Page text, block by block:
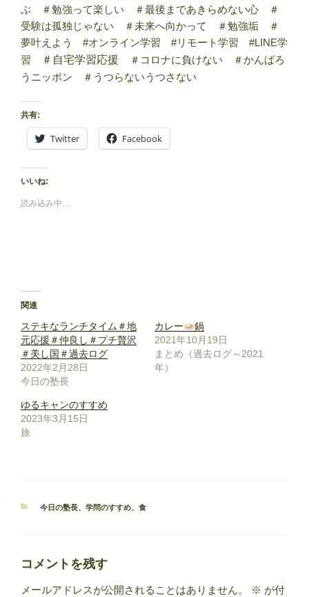
ぶ ＃勉強って楽しい ＃最後まであきらめない心 ＃
受験は孤独じゃない ＃未来へ向かって ＃勉強垢 ＃
夢叶えよう #オンライン学習 #リモート学習 #LINE学
習
＃自宅学習応援
＃コロナに負けない ＃かんばろ
うニッポン ＃うつらないうつさない
共有:
Twitter Facebook
いいね:
読み込み中…
関連
ステキなランチタイム＃地
元応援＃仲良し＃プチ贅沢
＃美し国＃過去ログ
2022年2月28日
今日の塾長
カレー
鍋
2021年10月19日
まとめ（過去ログ～2021
年）
ゆるキャンのすすめ
2023年3月15日
旅
カ
今日の塾長、 学問のすすめ、 食
コメントを残す
メールアドレスが公開されることはありません。 ※ が付